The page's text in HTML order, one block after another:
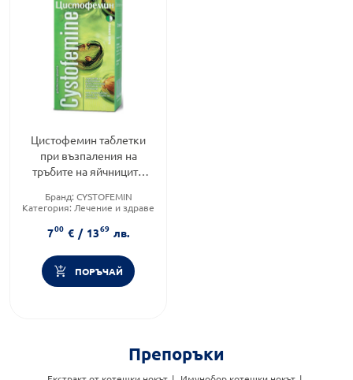
Цистофемин таблетки
при възпаления на
тръбите на яйчниците
Бранд: CYSTOFEMIN
Категория: Лечение и здраве
700 € / 1369 лв.
ПОРЪЧАЙ
Препоръки